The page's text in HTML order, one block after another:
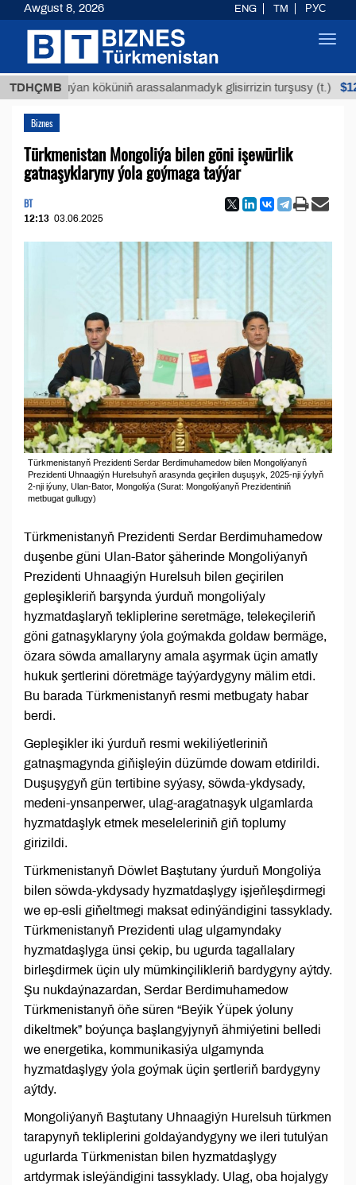
TDHÇMB
Buýan köküniň arassalanmadyk glisirrizin turşusy (t.) $12935,18
Biznes
Türkmenistan Mongoliýa bilen göni işewürlik
gatnaşyklaryny ýola goýmaga taýýar
BT
12:13 03.06.2025
Türkmenistanyň Prezidenti Serdar Berdimuhamedow bilen Mongoliýanyň
Prezidenti Uhnaagiýn Hurelsuhyň arasynda geçirilen duşuşyk, 2025-nji ýylyň
2-nji iýuny, Ulan-Bator, Mongoliýa (Surat: Mongoliýanyň Prezidentiniň
metbugat gullugy)
Türkmenistanyň Prezidenti Serdar Berdimuhamedow
duşenbe güni Ulan-Bator şäherinde Mongoliýanyň
Prezidenti Uhnaagiýn Hurelsuh bilen geçirilen
gepleşikleriň barşynda ýurduň mongoliýaly
hyzmatdaşlaryň tekliplerine seretmäge, telekeçileriň
göni gatnaşyklaryny ýola goýmakda goldaw bermäge,
özara söwda amallaryny amala aşyrmak üçin amatly
hukuk şertlerini döretmäge taýýardygyny mälim etdi.
Bu barada Türkmenistanyň resmi metbugaty habar
berdi.
Gepleşikler iki ýurduň resmi wekiliýetleriniň
gatnaşmagynda giňişleýin düzümde dowam etdirildi.
Duşuşygyň gün tertibine syýasy, söwda-ykdysady,
medeni-ynsanperwer, ulag-aragatnaşyk ulgamlarda
hyzmatdaşlyk etmek meseleleriniň giň toplumy
girizildi.
Türkmenistanyň Döwlet Baştutany ýurduň Mongoliýa
bilen söwda-ykdysady hyzmatdaşlygy işjeňleşdirmegi
we ep-esli giňeltmegi maksat edinýändigini tassyklady.
Türkmenistanyň Prezidenti ulag ulgamyndaky
hyzmatdaşlyga ünsi çekip, bu ugurda tagallalary
birleşdirmek üçin uly mümkinçilikleriň bardygyny aýtdy.
Şu nukdaýnazardan, Serdar Berdimuhamedow
Türkmenistanyň öňe süren “Beýik Ýüpek ýoluny
dikeltmek” boýunça başlangyjynyň ähmiýetini belledi
we energetika, kommunikasiýa ulgamynda
hyzmatdaşlygy ýola goýmak üçin şertleriň bardygyny
aýtdy.
Mongoliýanyň Baştutany Uhnaagiýn Hurelsuh türkmen
tarapynyň tekliplerini goldaýandygyny we ileri tutulýan
ugurlarda Türkmenistan bilen hyzmatdaşlygy
artdyrmak isleýändigini tassyklady. Ulag, oba hojalygy
Awgust 8, 2026 ENG TM РУС